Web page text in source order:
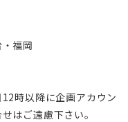
福岡
時以降に企画アカウン
はご遠慮下さい。